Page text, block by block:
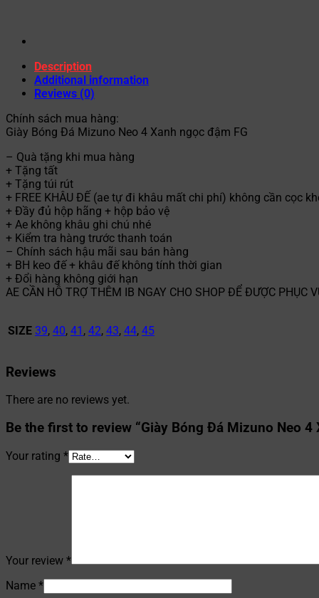
Description
Additional information
Reviews (0)
Chính sách mua hàng:
Giày Bóng Đá Mizuno Neo 4 Xanh ngọc đậm FG
– Quà tặng khi mua hàng
+ Tặng tất
+ Tặng túi rút
+ FREE KHÂU ĐẾ (ae tự đi khâu mất chi phí) không cần cọc
+ Đầy đủ hộp hãng + hộp bảo vệ
+ Ae không khâu ghi chú nhé
+ Kiểm tra hàng trước thanh toán
– Chính sách hậu mãi sau bán hàng
+ BH keo đế + khâu đế không tính thời gian
+ Đổi hàng không giới hạn
AE CẦN HỖ TRỢ THÊM IB NGAY CHO SHOP ĐỂ ĐƯỢC PHỤC
SIZE 39, 40, 41 , 42, 43, 44, 45
Reviews
There are no reviews yet.
Be the first to review “Giày Bóng Đá Mizuno Neo 4
Your rating *
Your review *
Name *